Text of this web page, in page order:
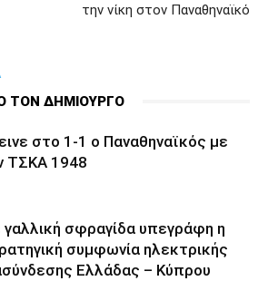
την νίκη στον Παναθηναϊκό
ΤΟΝ ΔΗΜΙΟΥΡΓΟ
στο 1-1 ο Παναθηναϊκός με
ΤΣΚΑ 1948
σφραγίδα υπεγράφη η
συμφωνία ηλεκτρικής
Ελλάδας – Κύπρου